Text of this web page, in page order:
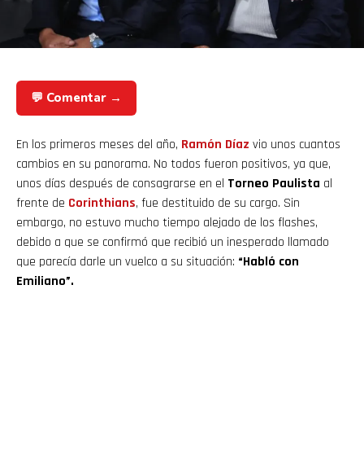
💬 Comentar →
En los primeros meses del año, Ramón Díaz vio unos cuantos
cambios en su panorama. No todos fueron positivos, ya que,
unos días después de consagrarse en el Torneo Paulista al
frente de Corinthians, fue destituido de su cargo. Sin
embargo, no estuvo mucho tiempo alejado de los flashes,
debido a que se confirmó que recibió un inesperado llamado
que parecía darle un vuelco a su situación: “Habló con
Emiliano”.